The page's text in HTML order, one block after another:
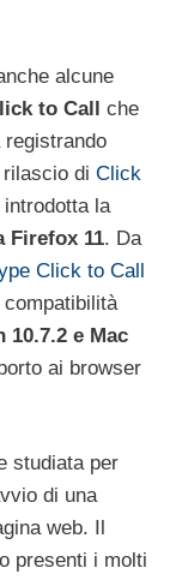
alcune
to Call che
di Click
la
Firefox 11. Da
Click to Call
10.7.2 e Mac
ai browser
studiata per
di una
web. Il
presenti i molti